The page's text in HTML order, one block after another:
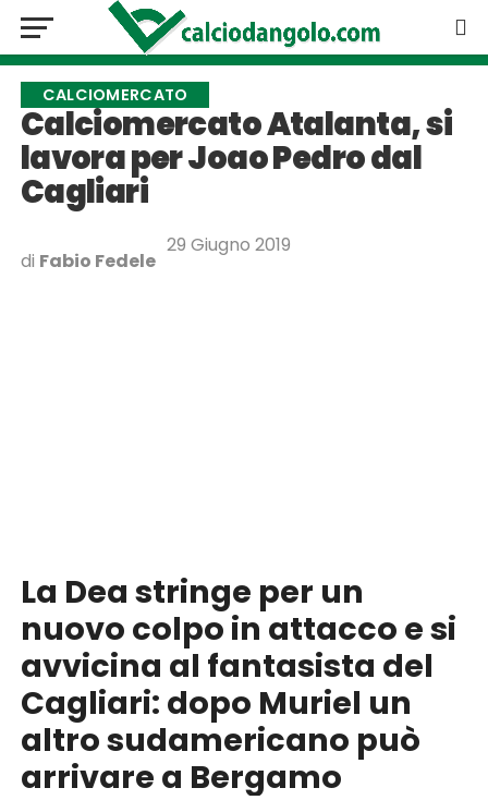
CALCIOMERCATO
Calciomercato Atalanta, si
lavora per Joao Pedro dal
Cagliari
di Fabio Fedele
29 Giugno 2019
La Dea stringe per un
nuovo colpo in attacco e si
avvicina al fantasista del
Cagliari: dopo Muriel un
altro sudamericano può
arrivare a Bergamo